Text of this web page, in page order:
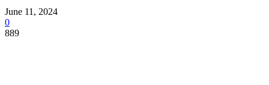
June 11, 2024
0
889